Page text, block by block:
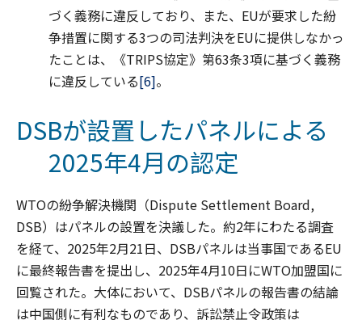
づく義務に違反しており、また、EUが要求した紛
争措置に関する3つの司法判決をEUに提供しなかっ
たことは、《TRIPS協定》第63条3項に基づく義務
に違反している[6]。
DSBが設置したパネルによる
2025年4月の認定
WTOの紛争解決機関（Dispute Settlement Board,
DSB）はパネルの設置を決議した。約2年にわたる調査
を経て、2025年2月21日、DSBパネルは当事国であるEU
に最終報告書を提出し、2025年4月10日にWTO加盟国に
回覧された。大体において、DSBパネルの報告書の結論
は中国側に有利なものであり、訴訟禁止令政策は